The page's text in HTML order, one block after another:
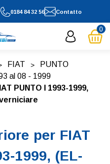
0184 84 32 56 Contatto
0
FIAT
PUNTO
al 08 - 1999
PUNTO I 1993-1999,
per FIAT
1999, (EL-